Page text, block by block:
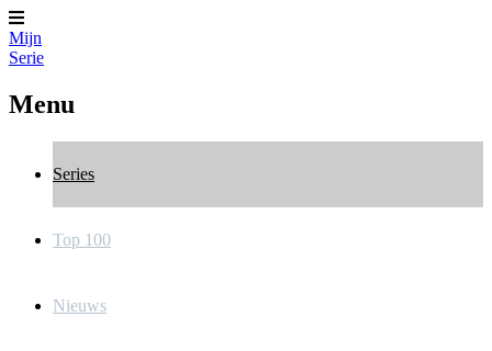
Mijn
Serie
Menu
Series
Top 100
Nieuws